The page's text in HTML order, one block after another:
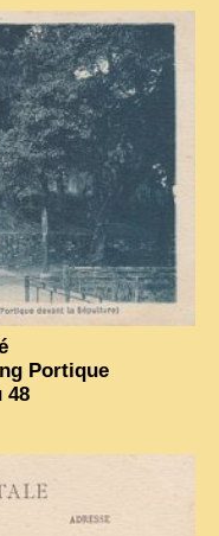
Portique
48